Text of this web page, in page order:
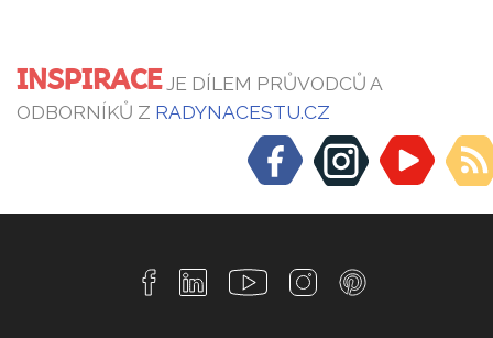
INSPIRACEJE DÍLEM PRŮVODCŮ A
ODBORNÍKŮ Z RADYNACESTU.CZ